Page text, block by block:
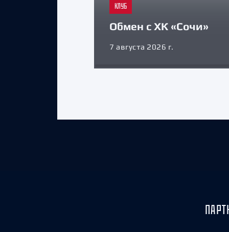
КЛУБ
Обмен с ХК «Сочи»
7 августа 2026 г.